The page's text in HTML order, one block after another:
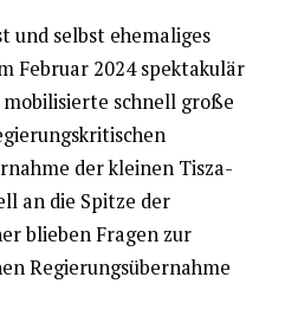
und selbst ehemaliges
Februar 2024 spektakulär
schnell große
der kleinen Tisza-
an die Spitze der
blieben Fragen zur
Regierungsübernahme